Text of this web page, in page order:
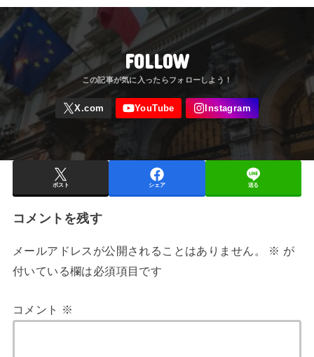
FOLLOW
ポスト シェア 送る
コメントを残す
メールアドレスが公開されることはありません。 ※ が
付いている欄は必須項目です
コメント ※